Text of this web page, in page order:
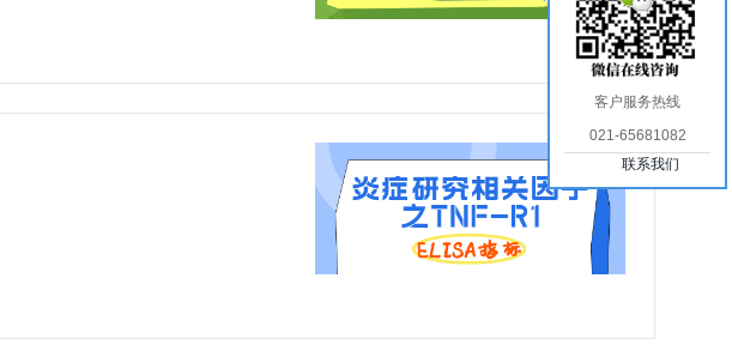
客户服务热线
021-65681082
联系我们